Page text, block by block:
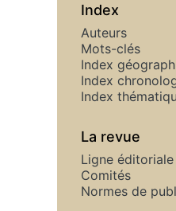
Index
Auteurs
Mots-clés
Index
Index
Index
La revue
Ligne éditoriale
Comités
Normes de